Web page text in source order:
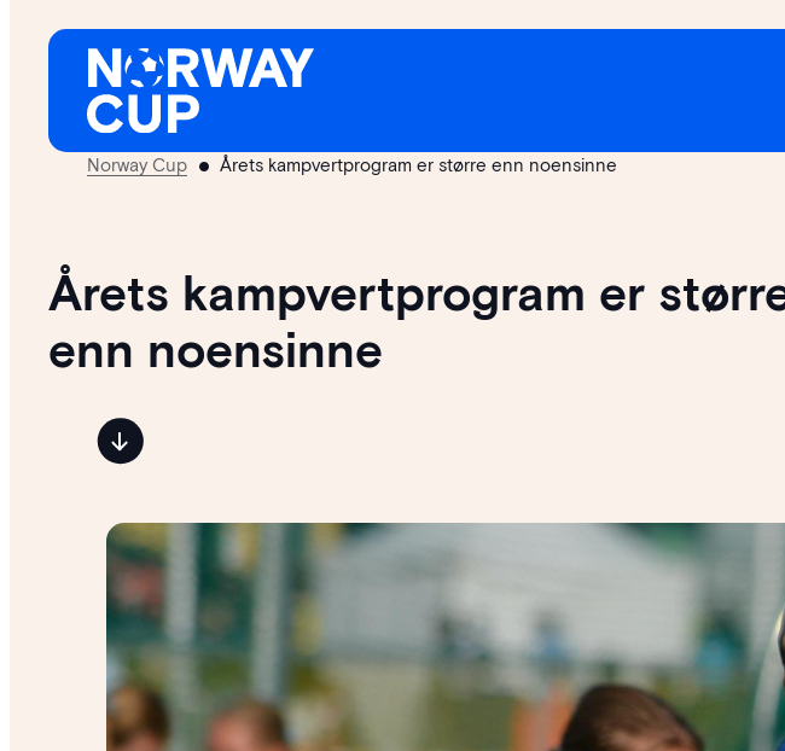
Hopp
Norway Cup Årets kampvertprogram er større enn noensinne
Årets kampvertprogram er
enn noensinne